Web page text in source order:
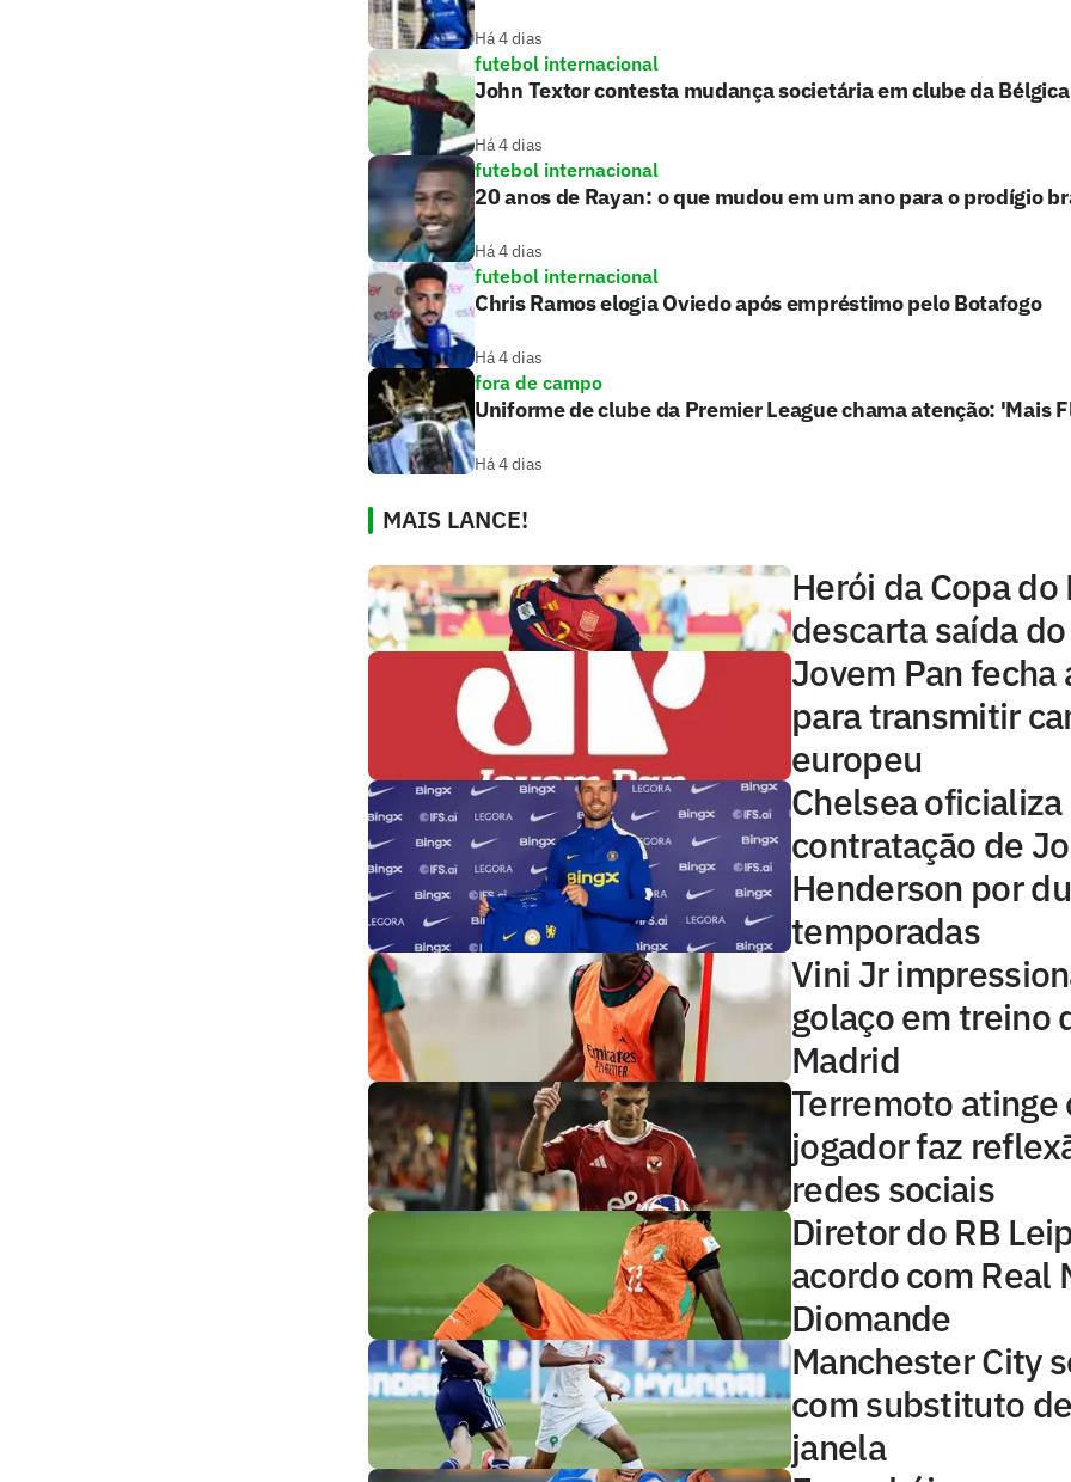
Há 4 dias
futebol internacional
John Textor contesta mudança societária em clube da Bélgica
Há 4 dias
futebol internacional
20 anos de Rayan: o que mudou em um ano para o prodígio
Há 4 dias
futebol internacional
Chris Ramos elogia Oviedo após empréstimo pelo Botafogo
Há 4 dias
fora de campo
Uniforme de clube da Premier League chama atenção: 'Mais
Há 4 dias
MAIS LANCE!
Herói da Copa do
descarta saída
Jovem Pan fecha
para transmitir
europeu
Chelsea oficializa
contratação de
Henderson por
temporadas
Vini Jr
golaço em treino
Madrid
Terremoto atinge
jogador faz
redes sociais
Diretor do RB
acordo com Real
Diomande
Manchester City
com substituto
janela